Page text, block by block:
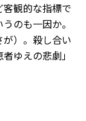
観的な指標で
のも一因か。
）。殺し合い
ゆえの悲劇」